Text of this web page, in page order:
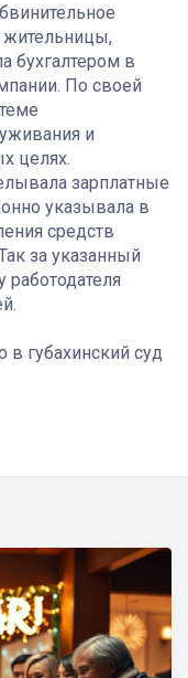
жительницы,
бухгалтером в
По своей
и
целях.
зарплатные
указывала в
средств
за указанный
в губахинский суд